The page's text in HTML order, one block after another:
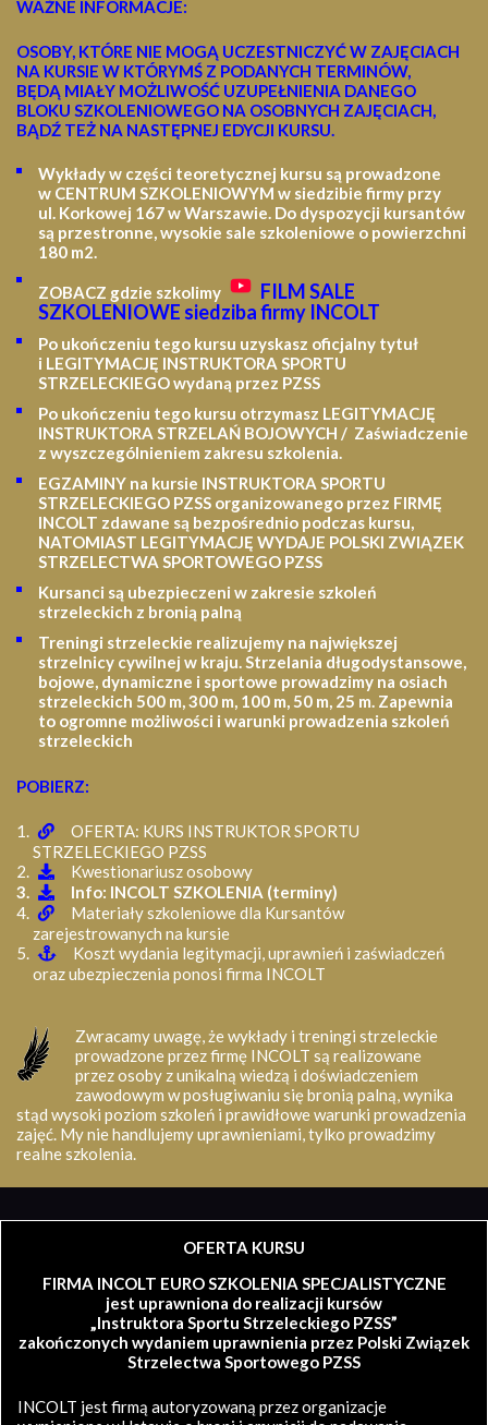
WAŻNE INFORMACJE:
OSOBY, KTÓRE NIE MOGĄ UCZESTNICZYĆ W ZAJĘCIACH
NA KURSIE W KTÓRYMŚ Z PODANYCH TERMINÓW,
BĘDĄ MIAŁY MOŻLIWOŚĆ UZUPEŁNIENIA DANEGO
BLOKU SZKOLENIOWEGO NA OSOBNYCH ZAJĘCIACH,
BĄDŹ TEŻ NA NASTĘPNEJ EDYCJI KURSU.
Wykłady w części teoretycznej kursu są prowadzone
w CENTRUM SZKOLENIOWYM w siedzibie firmy przy
ul. Korkowej 167 w Warszawie. Do dyspozycji kursantów
są przestronne, wysokie sale szkoleniowe o powierzchni
180 m2.
ZOBACZ gdzie szkolimy
FILM SALE
SZKOLENIOWE siedziba firmy INCOLT
Po ukończeniu tego kursu uzyskasz oficjalny tytuł
i LEGITYMACJĘ INSTRUKTORA SPORTU
STRZELECKIEGO wydaną przez PZSS
Po ukończeniu tego kursu otrzymasz LEGITYMACJĘ
INSTRUKTORA STRZELAŃ BOJOWYCH / Zaświadczenie
z wyszczególnieniem zakresu szkolenia.
EGZAMINY na kursie INSTRUKTORA SPORTU
STRZELECKIEGO PZSS organizowanego przez FIRMĘ
INCOLT zdawane są bezpośrednio podczas kursu,
NATOMIAST LEGITYMACJĘ WYDAJE POLSKI ZWIĄZEK
STRZELECTWA SPORTOWEGO PZSS
Kursanci są ubezpieczeni w zakresie szkoleń
strzeleckich z bronią palną
Treningi strzeleckie realizujemy na największej
strzelnicy cywilnej w kraju. Strzelania długodystansowe,
bojowe, dynamiczne i sportowe prowadzimy na osiach
strzeleckich 500 m, 300 m, 100 m, 50 m, 25 m. Zapewnia
to ogromne możliwości i warunki prowadzenia szkoleń
strzeleckich
POBIERZ:
OFERTA: KURS INSTRUKTOR SPORTU
STRZELECKIEGO PZSS
Kwestionariusz osobowy
Info: INCOLT SZKOLENIA (terminy)
Materiały szkoleniowe dla Kursantów
zarejestrowanych na kursie
Koszt wydania legitymacji, uprawnień i zaświadczeń
oraz ubezpieczenia ponosi firma INCOLT
Zwracamy uwagę, że wykłady i treningi strzeleckie
prowadzone przez firmę INCOLT są realizowane
przez osoby z unikalną wiedzą i doświadczeniem
zawodowym w posługiwaniu się bronią palną, wynika
stąd wysoki poziom szkoleń i prawidłowe warunki prowadzenia
zajęć. My nie handlujemy uprawnieniami, tylko prowadzimy
realne szkolenia.
OFERTA KURSU
FIRMA INCOLT EURO SZKOLENIA SPECJALISTYCZNE
jest uprawniona do realizacji kursów
„Instruktora Sportu Strzeleckiego PZSS”
zakończonych wydaniem uprawnienia przez Polski Związek
Strzelectwa Sportowego PZSS
INCOLT jest firmą autoryzowaną przez organizacje